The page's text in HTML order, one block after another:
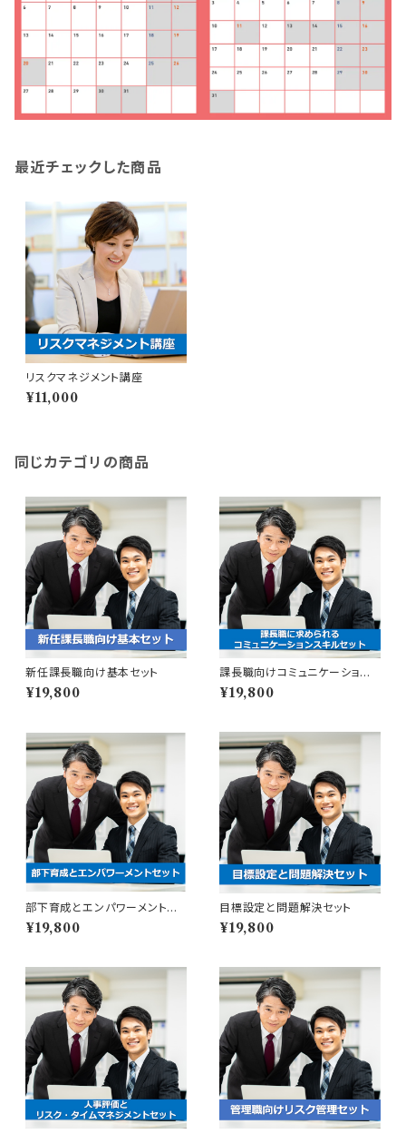
最近チェックした商品
リスクマネジメント講座
¥11,000
同じカテゴリの商品
新任課長職向け基本セット
¥19,800
課長職向けコミュニケーション
スキルセット
¥19,800
部下育成とエンパワーメントセッ
ト
¥19,800
目標設定と問題解決セット
¥19,800